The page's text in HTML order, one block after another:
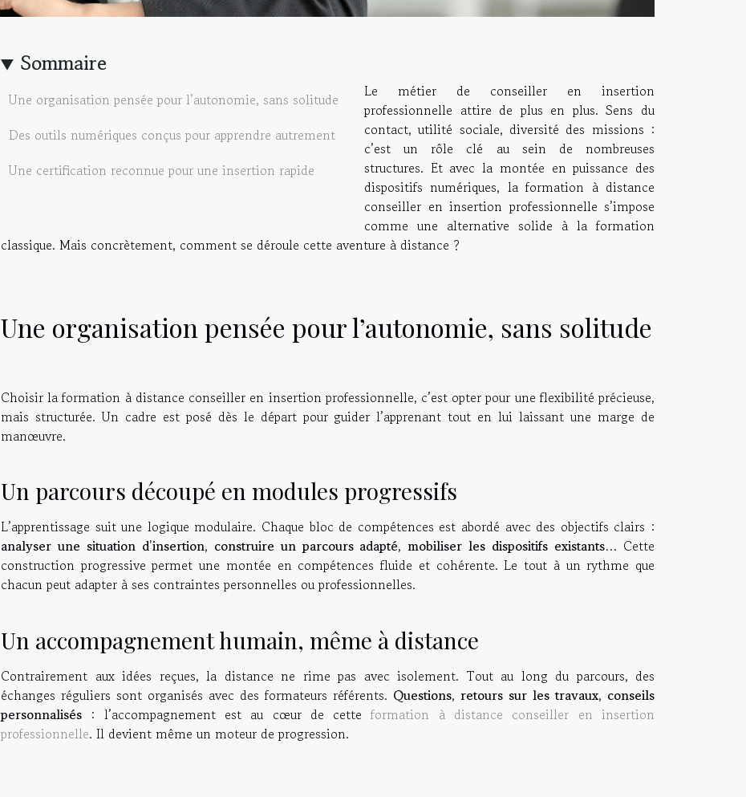
Sommaire
Une organisation pensée pour l’autonomie, sans solitude
Des outils numériques conçus pour apprendre autrement
Une certification reconnue pour une insertion rapide
Le métier de conseiller en insertion
professionnelle attire de plus en plus. Sens du
contact, utilité sociale, diversité des missions :
c’est un rôle clé au sein de nombreuses
structures. Et avec la montée en puissance des
dispositifs numériques, la formation à distance
conseiller en insertion professionnelle s’impose
comme une alternative solide à la formation
classique. Mais concrètement, comment se déroule cette aventure à distance ?
Une organisation pensée pour l’autonomie, sans solitude
Choisir la formation à distance conseiller en insertion professionnelle, c’est opter pour une flexibilité précieuse,
mais structurée. Un cadre est posé dès le départ pour guider l’apprenant tout en lui laissant une marge de
manœuvre.
Un parcours découpé en modules progressifs
L’apprentissage suit une logique modulaire. Chaque bloc de compétences est abordé avec des objectifs clairs :
analyser une situation d’insertion, construire un parcours adapté, mobiliser les dispositifs existants… Cette
construction progressive permet une montée en compétences fluide et cohérente. Le tout à un rythme que
chacun peut adapter à ses contraintes personnelles ou professionnelles.
Un accompagnement humain, même à distance
Contrairement aux idées reçues, la distance ne rime pas avec isolement. Tout au long du parcours, des
échanges réguliers sont organisés avec des formateurs référents. Questions, retours sur les travaux, conseils
personnalisés : l’accompagnement est au cœur de cetteformation à distance conseiller en insertion
professionnelle. Il devient même un moteur de progression.